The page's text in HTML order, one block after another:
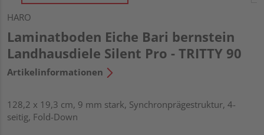
HARO
Laminatboden Eiche Bari bernstein
Landhausdiele Silent Pro - TRITTY 90
Artikelinformationen
128,2 x 19,3 cm, 9 mm stark, Synchronprägestruktur, 4-
seitig, Fold-Down